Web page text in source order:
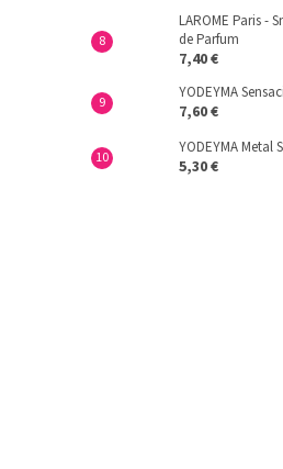
LAROME Paris -
de Parfum
7,40 €
YODEYMA
7,60 €
YODEYMA Metal
5,30 €